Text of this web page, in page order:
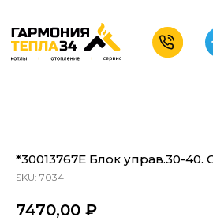
*30013767Е Блок управ.30-40.
SKU: 7034
7470,00 ₽